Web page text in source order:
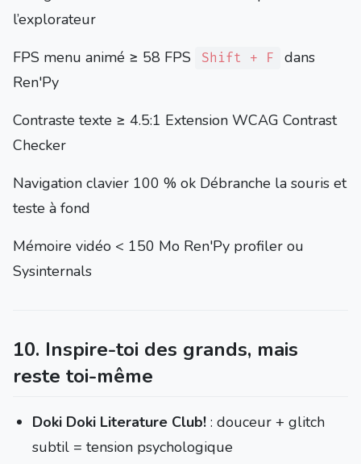
l’explorateur
FPS menu animé ≥ 58 FPS
Shift + F
dans
Ren'Py
Contraste texte ≥ 4.5:1 Extension WCAG Contrast
Checker
Navigation clavier 100 % ok Débranche la souris et
teste à fond
Mémoire vidéo < 150 Mo Ren'Py profiler ou
Sysinternals
10. Inspire-toi des grands, mais
reste toi-même
Doki Doki Literature Club! : douceur + glitch
subtil = tension psychologique